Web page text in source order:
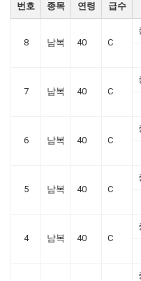
번호 종목 연령 급수
8 남복 40 C
7 남복 40 C
6 남복 40 C
5 남복 40 C
4 남복 40 C